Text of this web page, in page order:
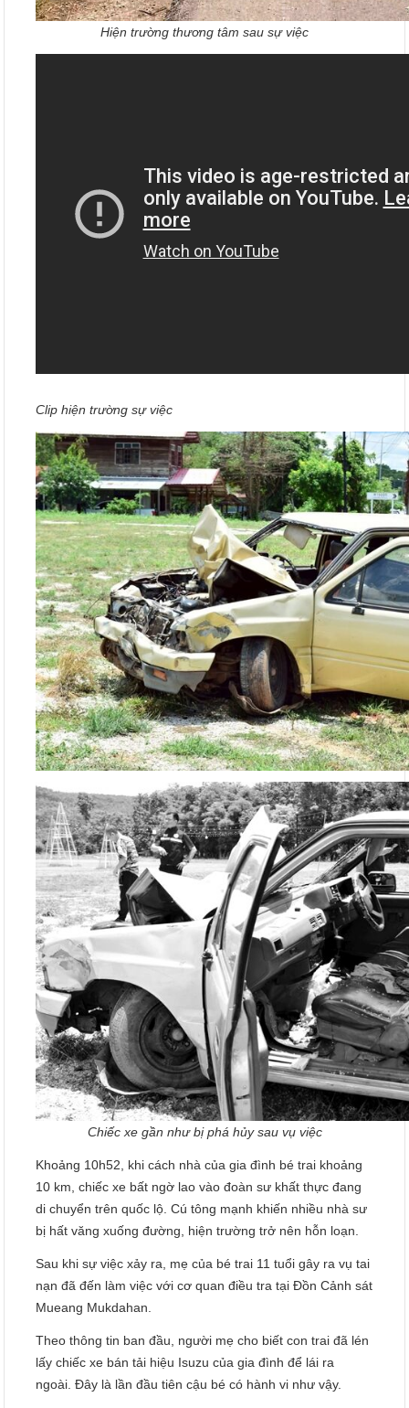
Hiện trường thương tâm sau sự việc
Clip hiện trường sự việc
Chiếc xe gần như bị phá hủy sau vụ việc
Khoảng 10h52, khi cách nhà của gia đình bé trai khoảng
10 km, chiếc xe bất ngờ lao vào đoàn sư khất thực đang
di chuyển trên quốc lộ. Cú tông mạnh khiến nhiều nhà sư
bị hất văng xuống đường, hiện trường trở nên hỗn loạn.
Sau khi sự việc xảy ra, mẹ của bé trai 11 tuổi gây ra vụ tai
nạn đã đến làm việc với cơ quan điều tra tại Đồn Cảnh sát
Mueang Mukdahan.
Theo thông tin ban đầu, người mẹ cho biết con trai đã lén
lấy chiếc xe bán tải hiệu Isuzu của gia đình để lái ra
ngoài. Đây là lần đầu tiên cậu bé có hành vi như vậy.